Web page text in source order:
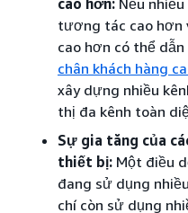
tương tác cao hơn
cao hơn có thể
chân khách hàng
xây dựng nhiều
thị đa kênh toàn
Sự gia tăng của
thiết bị: Một điều
đang sử dụng
chí còn sử dụng